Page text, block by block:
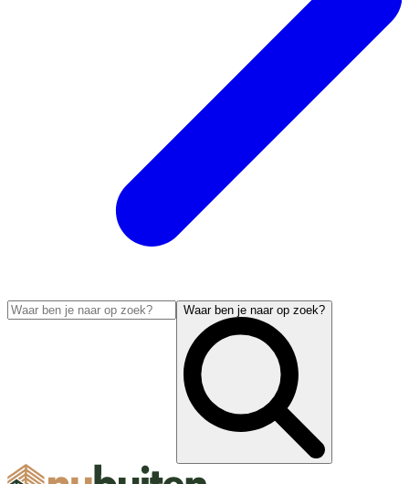
Waar ben je naar op zoek?